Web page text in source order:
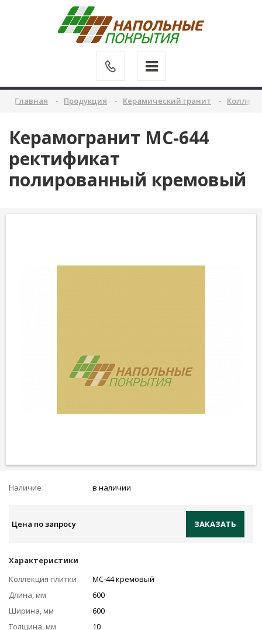
Главная Продукция Керамический гранит
Керамогранит MC-644
ректификат
полированный кремовый
Наличие в наличии
Цена по запросу ЗАКАЗАТЬ
Характеристики
Коллекция плитки
MC-44 кремовый
Длина, мм
600
Ширина, мм
600
Толщина, мм
10